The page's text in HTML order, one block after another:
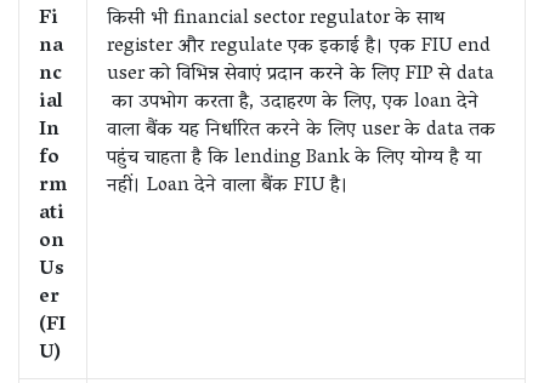
Fi
na
nc
ial
In
fo
rm
ati
on
Us
er
(FI
U)
किसी भी financial sector regulator के साथ
register और regulate एक इकाई है। एक FIU end
user को विभिन्न सेवाएं प्रदान करने के लिए FIP से data
का उपभोग करता है, उदाहरण के लिए, एक loan देने
वाला बैंक यह निर्धारित करने के लिए user के data तक
पहुंच चाहता है कि lending Bank के लिए योग्य है या
नहीं। Loan देने वाला बैंक FIU है।